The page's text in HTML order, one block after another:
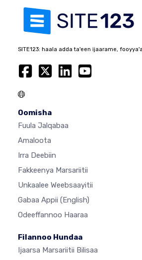
SITE123: haala adda ta'een ijaarame,
Oomisha
Fuula Jalqabaa
Amaloota
Irra Deebiin
Fakkeenya Marsariitii
Unkaalee Weebsaayitii
Gabaa Appii (English)
Odeeffannoo Haaraa
Filannoo Hundaa
Ijaarsa Marsariitii Bilisaa